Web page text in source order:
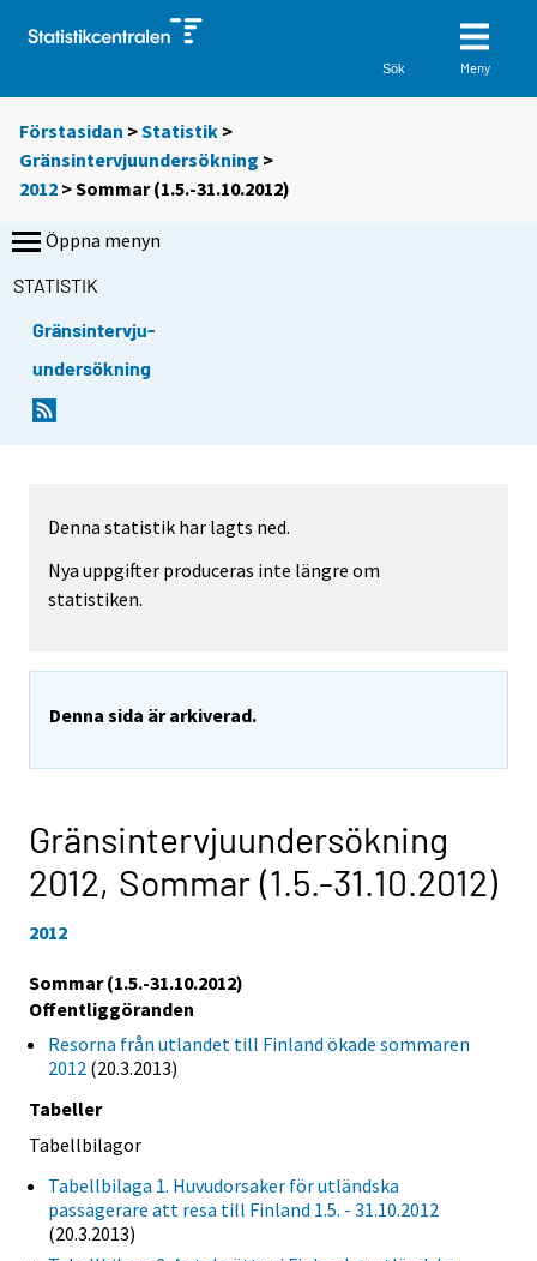
Sök Meny
Förstasidan >Statistik >
Gränsintervjuundersökning >
2012 >Sommar (1.5.-31.10.2012)
Öppna menyn
STATISTIK
Gränsintervju-
undersökning
Denna statistik har lagts ned.
Nya uppgifter produceras inte längre om
statistiken.
Denna sida är arkiverad.
Gränsintervjuundersökning
2012, Sommar (1.5.-31.10.2012)
2012
Sommar (1.5.-31.10.2012)
Offentliggöranden
Resorna från utlandet till Finland ökade sommaren
2012 (20.3.2013)
Tabeller
Tabellbilagor
Tabellbilaga 1. Huvudorsaker för utländska
passagerare att resa till Finland 1.5. - 31.10.2012
(20.3.2013)